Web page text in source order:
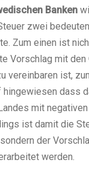
Banken
zwei
Zum einen ist
Vorschlag mit den
vereinbaren ist,
hingewiesen dass
mit
ist damit die
der
werden.